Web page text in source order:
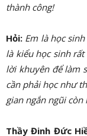
thành công!
Hỏi: Em là học
là kiểu học sinh
lời khuyên để làm
cần phải học như
gian ngắn ngũi còn
Thầy Đinh Đức